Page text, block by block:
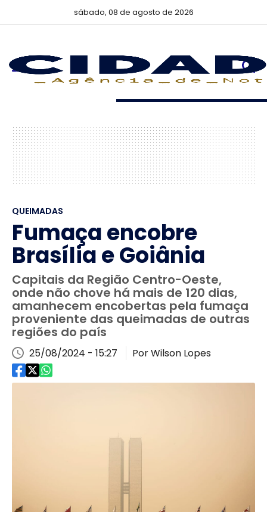
sábado, 08 de agosto de 2026
QUEIMADAS
Fumaça encobre
Brasília e Goiânia
Capitais da Região Centro-Oeste,
onde não chove há mais de 120 dias,
amanhecem encobertas pela fumaça
proveniente das queimadas de outras
regiões do país
25/08/2024 - 15:27 Por Wilson Lopes